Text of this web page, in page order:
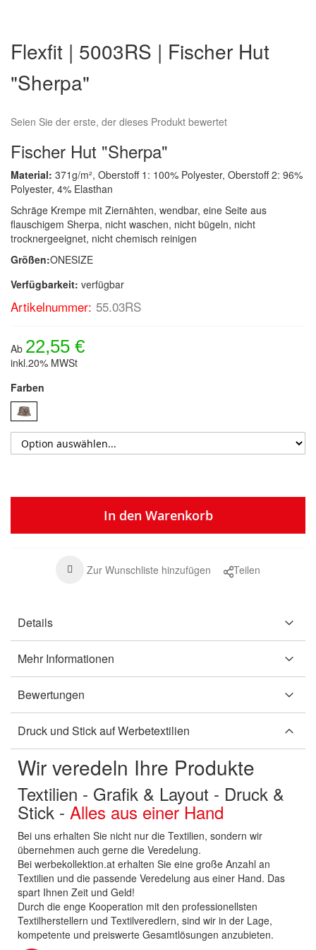
der
Bildergalerie
springen
Flexfit | 5003RS | Fischer Hut
"Sherpa"
Seien Sie der erste, der dieses Produkt bewertet
Fischer Hut "Sherpa"
Material: 371g/m², Oberstoff 1: 100% Polyester, Oberstoff 2: 96%
Polyester, 4% Elasthan
Schräge Krempe mit Ziernähten, wendbar, eine Seite aus
flauschigem Sherpa, nicht waschen, nicht bügeln, nicht
trocknergeeignet, nicht chemisch reinigen
Größen:ONESIZE
Verfügbarkeit: verfügbar
Artikelnummer: 55.03RS
Ab 22,55 €
inkl.20% MWSt
Farben
In den Warenkorb
Zur Wunschliste hinzufügen Teilen
Details
Mehr Informationen
Bewertungen
Druck und Stick auf Werbetextilien
Wir veredeln Ihre Produkte
Textilien - Grafik & Layout - Druck &
Stick - Alles aus einer Hand
Bei uns erhalten Sie nicht nur die Textilien, sondern wir
übernehmen auch gerne die Veredelung.
Bei werbekollektion.at erhalten Sie eine große Anzahl an
Textilien und die passende Veredelung aus einer Hand. Das
spart Ihnen Zeit und Geld!
Durch die enge Kooperation mit den professionellsten
Textilherstellern und Textilveredlern, sind wir in der Lage,
kompetente und preiswerte Gesamtlösungen anzubieten.